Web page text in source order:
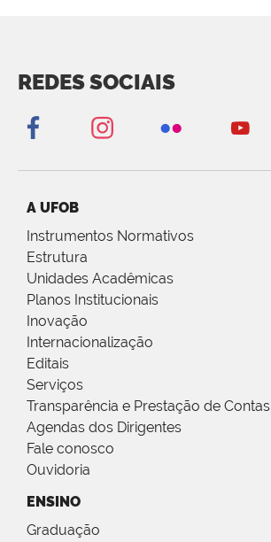
REDES SOCIAIS
A UFOB
Instrumentos Normativos
Estrutura
Unidades Acadêmicas
Planos Institucionais
Inovação
Internacionalização
Editais
Serviços
Transparência e Prestação de Contas
Agendas dos Dirigentes
Fale conosco
Ouvidoria
ENSINO
Graduação